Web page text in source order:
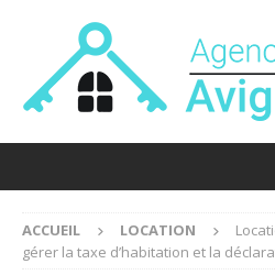
ACCUEIL LOCATION
gérer la taxe d’habitation et la